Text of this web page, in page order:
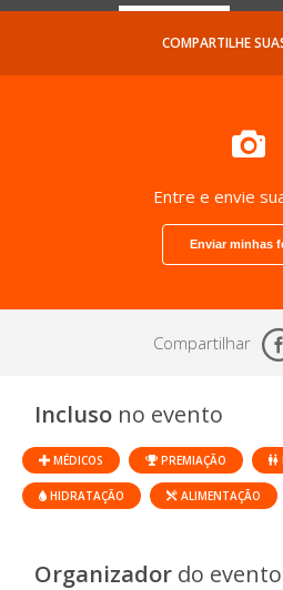
COMPARTILHE
Entre e envie
Enviar minhas
Compartilhar
Incluso no evento
MÉDICOS PREMIAÇÃO
HIDRATAÇÃO ALIMENTAÇÃO
Organizador do evento